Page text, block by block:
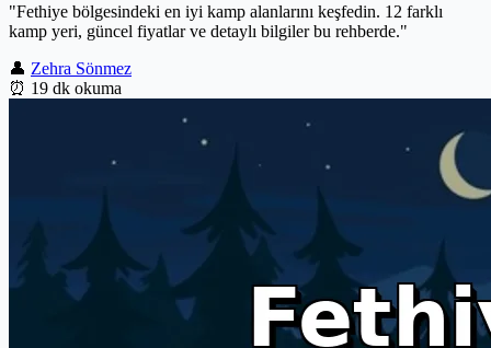
"Fethiye bölgesindeki en iyi kamp alanlarını keşfedin. 12 farklı
kamp yeri, güncel fiyatlar ve detaylı bilgiler bu rehberde."
👤 Zehra Sönmez
⏰ 19 dk okuma